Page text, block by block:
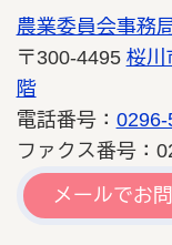
農業委員会事務
〒300-4495 桜川
階
電話番号： 0296-
ファクス番号：
メールでお